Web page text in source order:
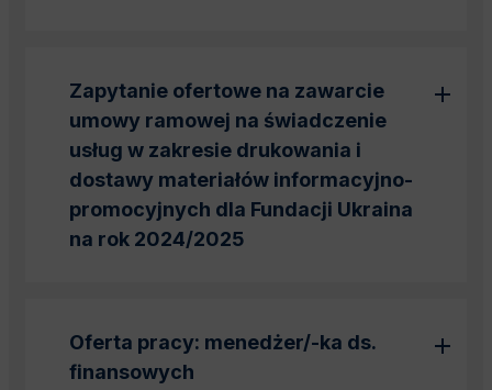
Zapytanie ofertowe na zawarcie
umowy ramowej na świadczenie
usług w zakresie drukowania i
dostawy materiałów informacyjno-
promocyjnych dla Fundacji Ukraina
na rok 2024/2025
Oferta pracy: menedżer/-ka ds.
finansowych